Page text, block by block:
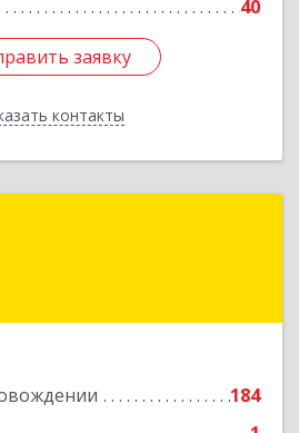
40
заявку
контакты
заявку
Назад
184
обл, Ялуторовский р-н,